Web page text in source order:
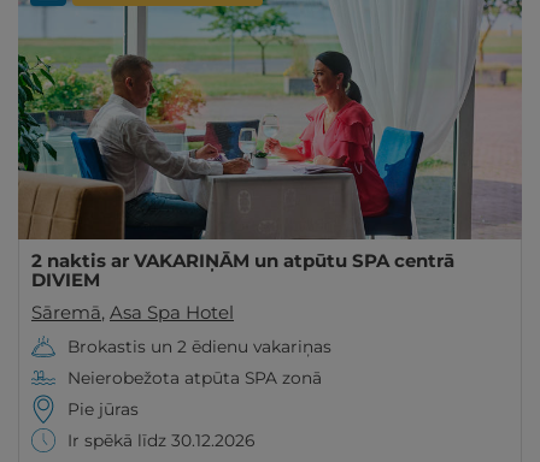
2 naktis ar VAKARIŅĀM un atpūtu SPA centrā
DIVIEM
Sāremā, Asa Spa Hotel
Brokastis un 2 ēdienu vakariņas
Neierobežota atpūta SPA zonā
Pie jūras
Ir spēkā līdz 30.12.2026